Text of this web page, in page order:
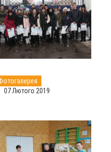
07 Лютого 2019